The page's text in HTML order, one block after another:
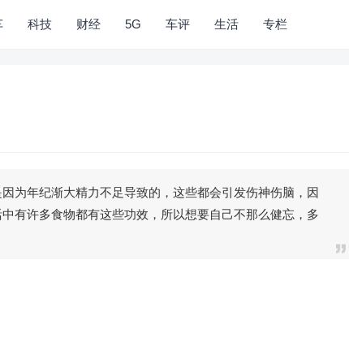
科技 财经 5G 车评 生活 专栏
为年纪渐大精力不足导致的，这些都会引发伤神伤脑，因
有许多食物都有这些功效，所以想要自己不那么健忘，多